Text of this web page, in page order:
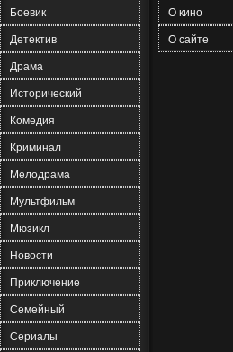
Боевик
Детектив
Драма
Исторический
Комедия
Криминал
Мелодрама
Мультфильм
Мюзикл
Новости
Приключение
Семейный
Сериалы
О кино
О сайте